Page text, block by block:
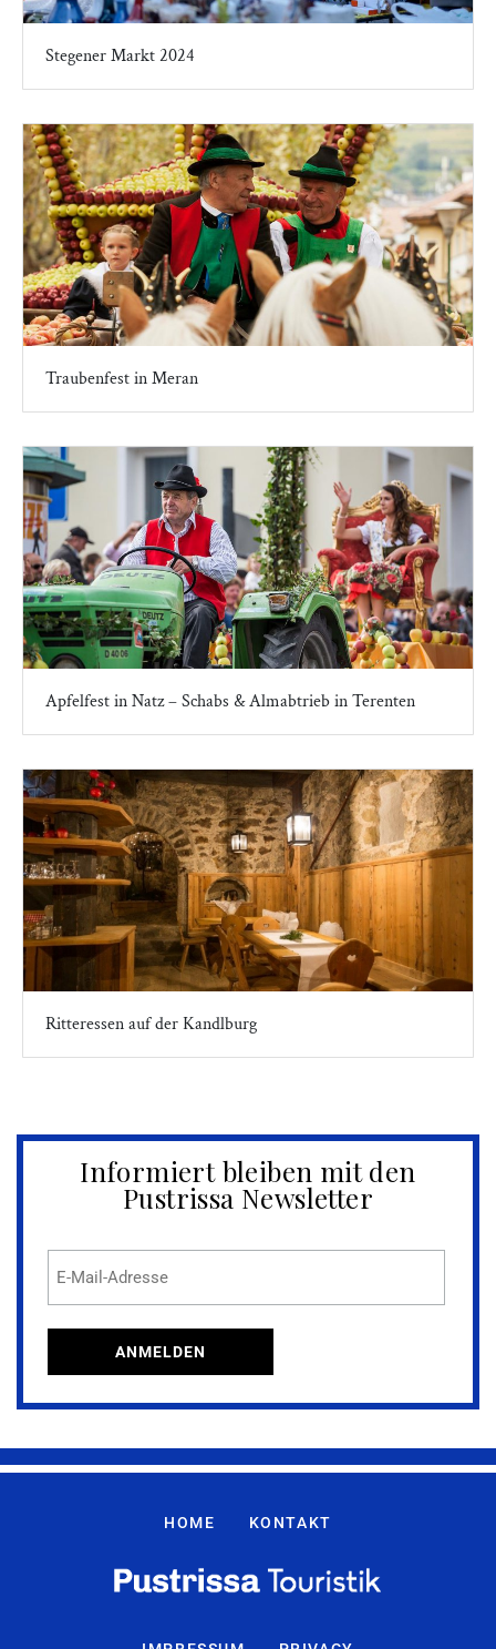
Stegener Markt 2024
Traubenfest in Meran
Apfelfest in Natz – Schabs & Almabtrieb in Terenten
Ritteressen auf der Kandlburg
Informiert bleiben mit den
Pustrissa Newsletter
HOME KONTAKT